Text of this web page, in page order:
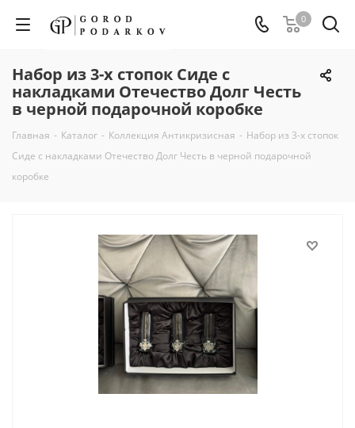
0
Набор из 3-х стопок Сиде с
накладками Отечество Долг Честь
в черной подарочной коробке
Главная - Каталог - Коллекция Антикризисная - Набор из 3-х стопок
Сиде с накладками Отечество Долг Честь в черной подарочной
коробке